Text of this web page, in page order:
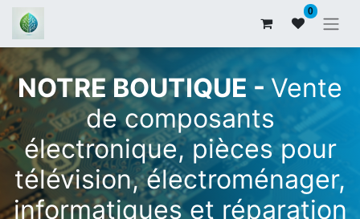
0
NOTRE BOUTIQUE -Vente
de composants
électronique, pièces pour
télévision, électroménager,
informatiques et réparation